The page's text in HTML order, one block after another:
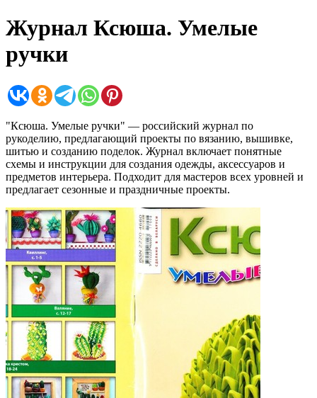
Журнал Ксюша. Умелые
ручки
"Ксюша. Умелые ручки" — российский журнал по
рукоделию, предлагающий проекты по вязанию, вышивке,
шитью и созданию поделок. Журнал включает понятные
схемы и инструкции для создания одежды, аксессуаров и
предметов интерьера. Подходит для мастеров всех уровней и
предлагает сезонные и праздничные проекты.